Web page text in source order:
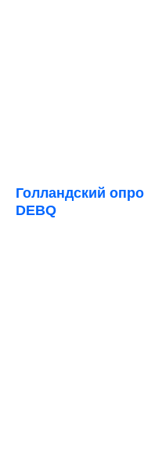
Голландский
DEBQ